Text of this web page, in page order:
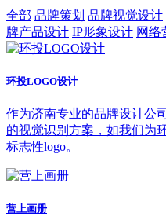
全部 品牌策划 品牌视觉设计
牌产品设计 IP形象设计 网络
环投LOGO设计
作为济南专业的品牌设计公
的视觉识别方案，如我们为
标志性logo。
营上画册